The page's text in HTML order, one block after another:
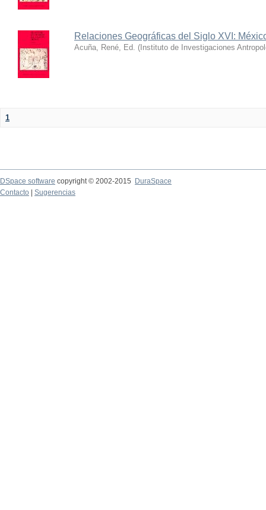
Relaciones Geográficas del Siglo XVI:
Acuña, René, Ed. ( Instituto de Investigaciones
1
DSpace software copyright © 2002-2015
DuraSpace
Contacto
Sugerencias